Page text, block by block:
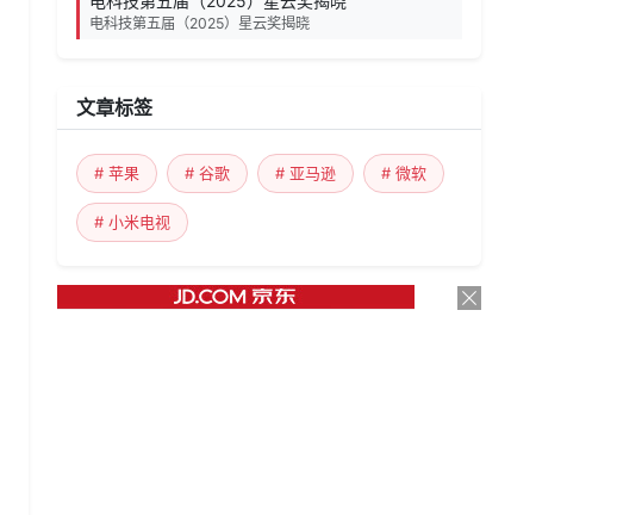
电科技第五届（2025）星云奖揭晓
文章标签
# 苹果 # 谷歌 # 亚马逊 # 微软
# 小米电视